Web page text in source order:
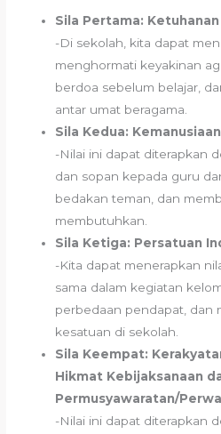
Sila Pertama: Ketuhanan
-Di sekolah, kita dapat
menghormati keyakinan
berdoa sebelum belajar,
antar umat beragama.
Sila Kedua:
-Nilai ini dapat diterapkan
dan sopan kepada guru
bedakan teman, dan
membutuhkan.
Sila Ketiga: Persatuan
-Kita dapat menerapkan
sama dalam kegiatan
perbedaan pendapat, dan
kesatuan di sekolah.
Sila Keempat:
Hikmat Kebijaksanaan
Permusyawaratan/
-Nilai ini dapat diterapkan